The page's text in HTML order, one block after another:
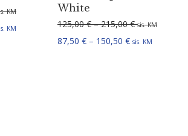
34,90 € kuni 60,90 €
KM
24,43 € kuni 42,63 €
KM
White
125,00€ – 215,00€ sis. KM
87,50 € – 150,50 € sis. KM